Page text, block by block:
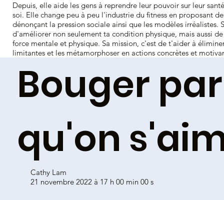
Bouger
qu'on
Cathy Lam
21 novembre 2022 à 17 h 00 min 00 s
Depuis, elle aide les gens à reprendre leur pouvoir sur leur
soi. Elle change peu à peu l'industrie du fitness en proposant
dénonçant la pression sociale ainsi que les modèles irréalistes.
d'améliorer non seulement ta condition physique, mais aussi
force mentale et physique. Sa mission, c'est de t'aider à
limitantes et les métamorphoser en actions concrètes et